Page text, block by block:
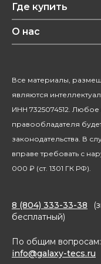
Уход за волосами
Красота и здоровье
Уход за домом
Посуда
Где купить
О нас
Все материалы,
являются
ИНН 7325074512.
правообладателя
законодательства. В
вправе требовать с
000 ₽ (ст. 1301 ГК РФ).
8 (804) 333-33-38
бесплатный)
По общим вопросам:
info@galaxy-tecs.ru